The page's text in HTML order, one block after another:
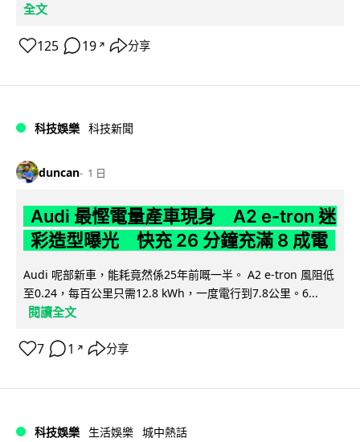
全文
125 19 ↗ 分享
科技娛樂 科技新聞
duncan 1 日
Audi 最慳電量產車現身 A2 e-tron 迷
彩造型曝光 快充 26 分鐘充滿 8 成電
Audi 呢部新車，能耗竟然係25年前嘅一半。 A2 e-tron 風阻低
至0.24，每百公里只需12.8 kWh，一度電行到7.8公里。6...
閱讀全文
7 1 ↗ 分享
科技娛樂 生活娛樂 城中熱話